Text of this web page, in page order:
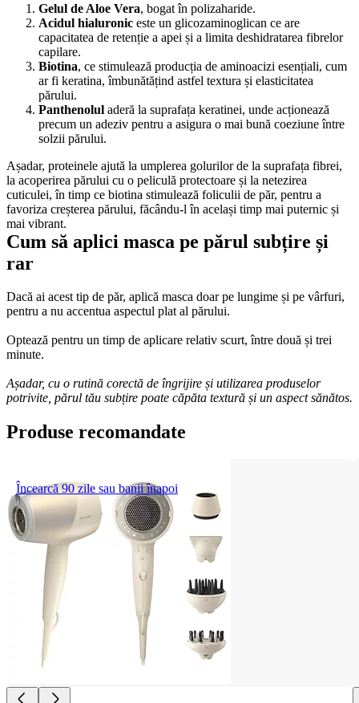
Gelul de Aloe Vera, bogat în polizaharide.
Acidul hialuronic este un glicozaminoglican ce are
capacitatea de retenție a apei și a limita deshidratarea fibrelor
capilare.
Biotina, ce stimulează producția de aminoacizi esențiali, cum
ar fi keratina, îmbunătățind astfel textura și elasticitatea
părului.
Panthenolul aderă la suprafața keratinei, unde acționează
precum un adeziv pentru a asigura o mai bună coeziune între
solzii părului.
Așadar, proteinele ajută la umplerea golurilor de la suprafața fibrei,
la acoperirea părului cu o peliculă protectoare și la netezirea
cuticulei, în timp ce biotina stimulează foliculii de păr, pentru a
favoriza creșterea părului, făcându-l în același timp mai puternic și
mai vibrant.
Cum să aplici masca pe părul subțire și
rar
Dacă ai acest tip de păr, aplică masca doar pe lungime și pe vârfuri,
pentru a nu accentua aspectul plat al părului.
Optează pentru un timp de aplicare relativ scurt, între două și trei
minute.
Așadar, cu o rutină corectă de îngrijire și utilizarea produselor
Produse recomandate
Încearcă 90 zile sau banii înapoi